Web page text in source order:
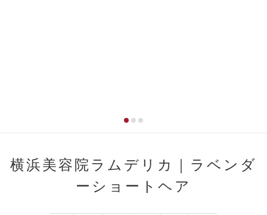
横浜美容院ラムデリカ｜ラベンダ
ーショートヘア